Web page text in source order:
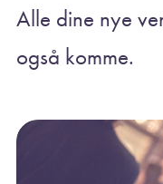
Alle dine nye
også komme.